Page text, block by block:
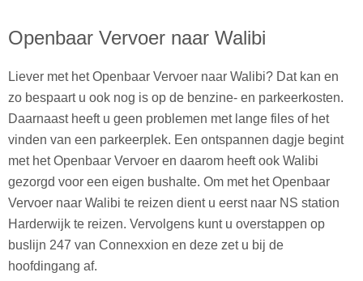
Openbaar Vervoer naar Walibi
Liever met het Openbaar Vervoer naar Walibi? Dat kan en
zo bespaart u ook nog is op de benzine- en parkeerkosten.
Daarnaast heeft u geen problemen met lange files of het
vinden van een parkeerplek. Een ontspannen dagje begint
met het Openbaar Vervoer en daarom heeft ook Walibi
gezorgd voor een eigen bushalte. Om met het Openbaar
Vervoer naar Walibi te reizen dient u eerst naar NS station
Harderwijk te reizen. Vervolgens kunt u overstappen op
buslijn 247 van Connexxion en deze zet u bij de
hoofdingang af.